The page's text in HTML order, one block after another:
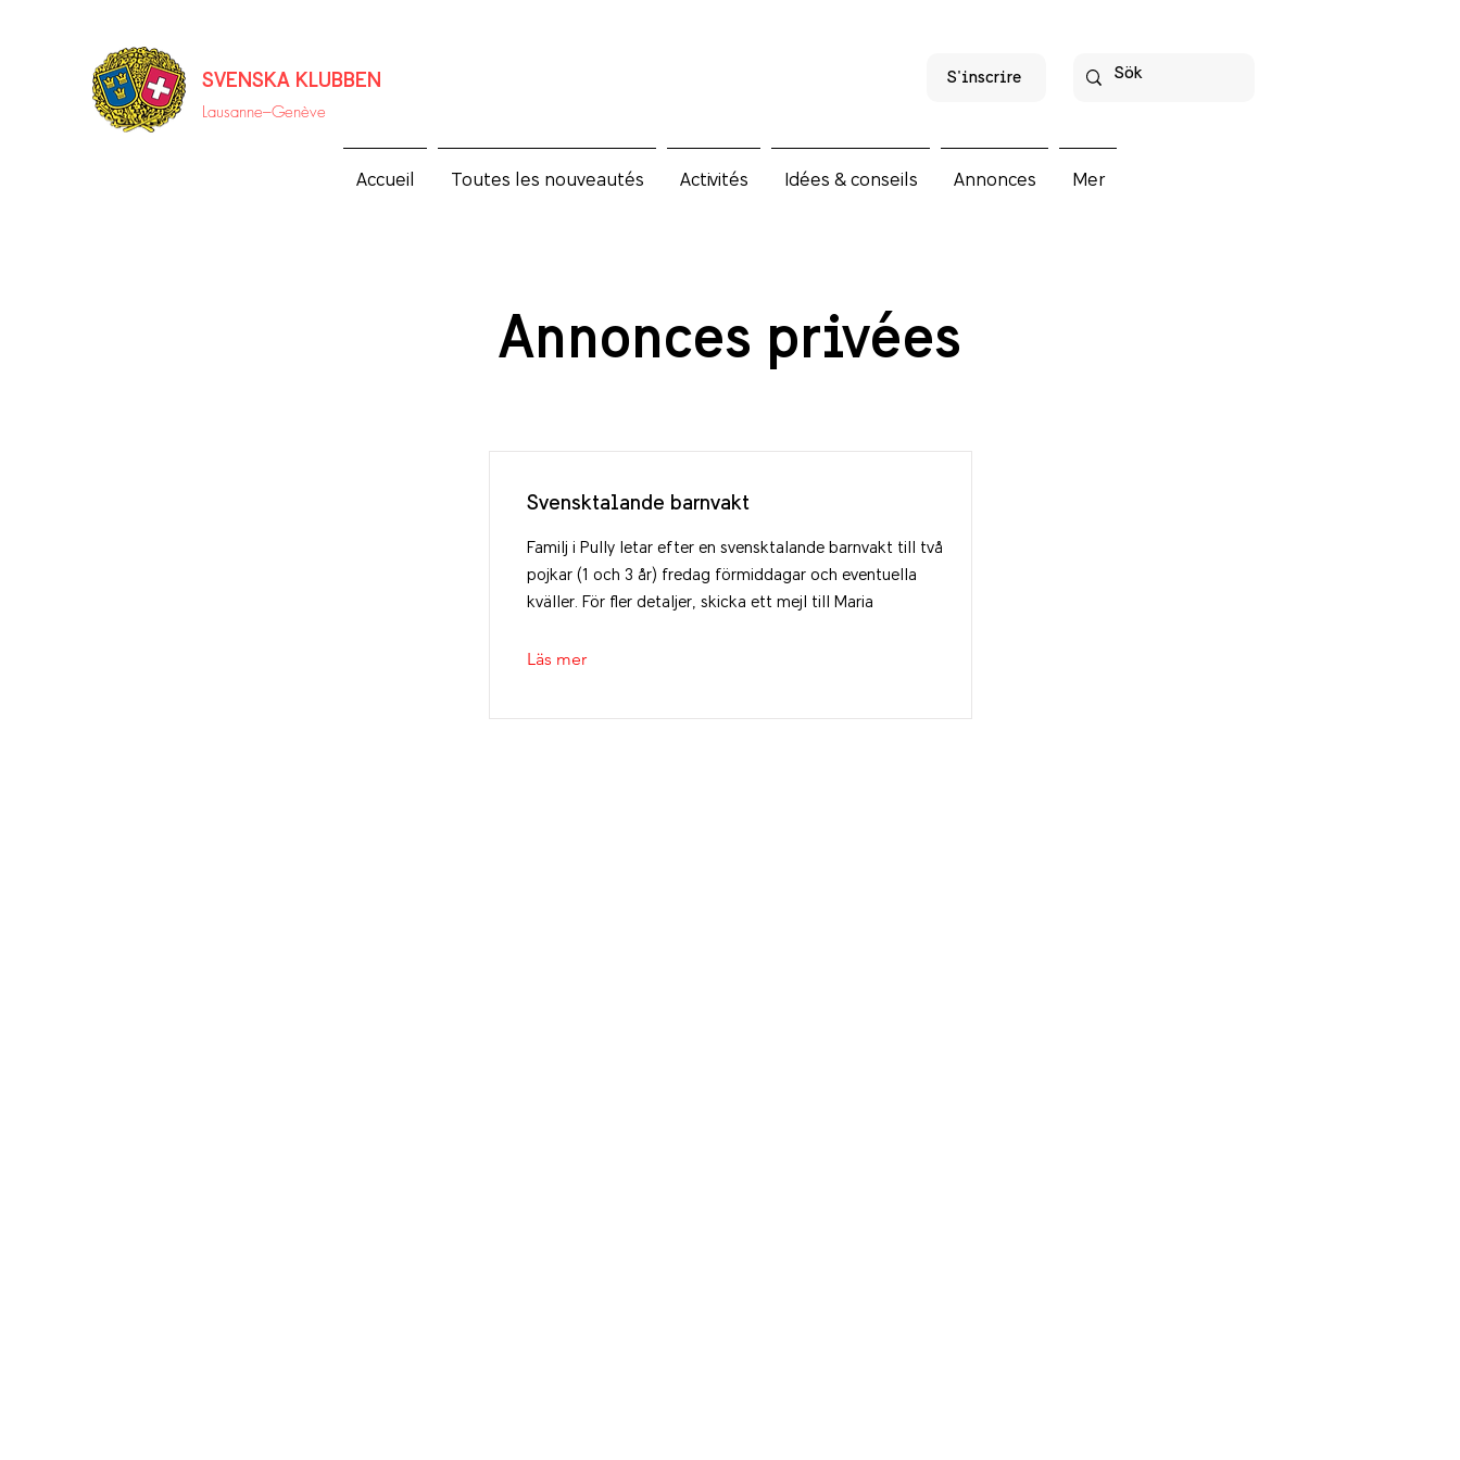
SVENSKA KLUBBEN
Lausanne–Genève
S'inscrire
Accueil Toutes les nouveautés Activités Idées & conseils Annonces Mer
Annonces privées
Svensktalande barnvakt
Familj i Pully letar efter en svensktalande barnvakt till två
pojkar (1 och 3 år) fredag förmiddagar och eventuella
kväller. För fler detaljer, skicka ett mejl till Maria
Läs mer